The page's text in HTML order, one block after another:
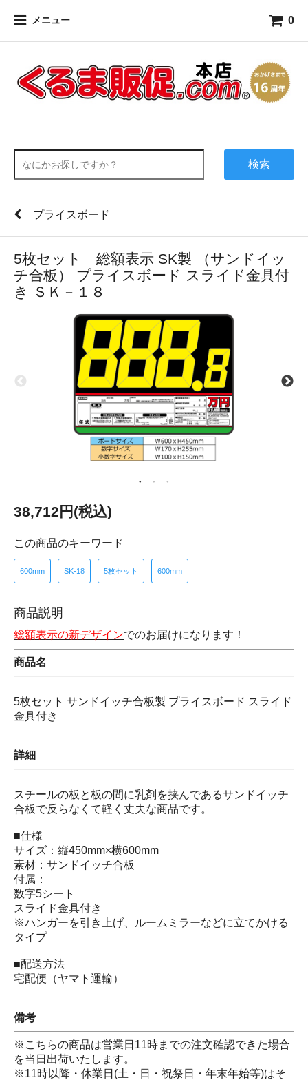
メニュー 0
検索
プライスボード
5枚セット 総額表示 SK製 （サンドイッ
チ合板） プライスボード スライド金具付
き ＳＫ－１８
38,712円(税込)
この商品のキーワード
600mm SK-18 5枚セット 600mm
商品説明
総額表示の新デザインでのお届けになります！
商品名
5枚セット サンドイッチ合板製 プライスボード スライド
金具付き
詳細
スチールの板と板の間に乳剤を挟んであるサンドイッチ
合板で反らなくて軽く丈夫な商品です。
■仕様
サイズ：縦450mm×横600mm
素材：サンドイッチ合板
付属：
数字5シート
スライド金具付き
※ハンガーを引き上げ、ルームミラーなどに立てかける
タイプ
■配送方法
宅配便（ヤマト運輸）
備考
※こちらの商品は営業日11時までの注文確認できた場合
を当日出荷いたします。
※11時以降・休業日(土・日・祝祭日・年末年始等)はそ